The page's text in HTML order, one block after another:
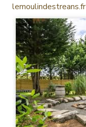
lemoulindestreans.fr